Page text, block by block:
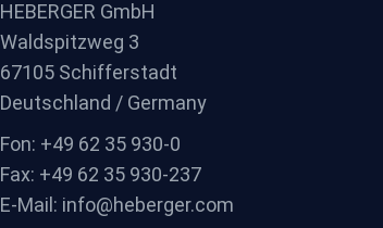
HEBERGER GmbH
Waldspitzweg 3
67105 Schifferstadt
Deutschland / Germany
Fon: +49 62 35 930-0
Fax: +49 62 35 930-237
E-Mail: info@heberger.com